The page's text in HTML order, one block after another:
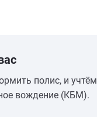
полис, и учтём
вождение (КБМ).